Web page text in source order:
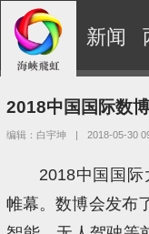
新闻
2018中国国际数
编辑：白宇坤 | 2018-05-30
2018中国国
帷幕。数博会发布